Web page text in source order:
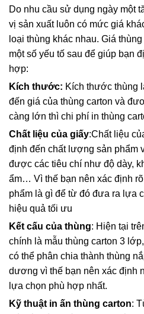
Do nhu cầu sử dụng ngày một
vị sản xuất luôn có mức giá
loại thùng khác nhau. Giá
một số yếu tố sau để giúp bạn
hợp:
Kích thước: Kích thước thùng
đến giá của thùng carton và
càng lớn thì chi phí in thùng
Chất liệu của giấy:Chất liệu
định đến chất lượng sản phẩm
được các tiêu chí như độ dày,
ẩm… Vì thế bạn nên xác định
phẩm là gì để từ đó đưa ra lựa
hiệu quả tối ưu
Kết cấu của thùng: Hiện tại
chính là mẫu thùng carton 3
có thể phân chia thành thùng
dương vì thế bạn nên xác định
lựa chọn phù hợp nhất.
Kỹ thuật in ấn thùng carton: